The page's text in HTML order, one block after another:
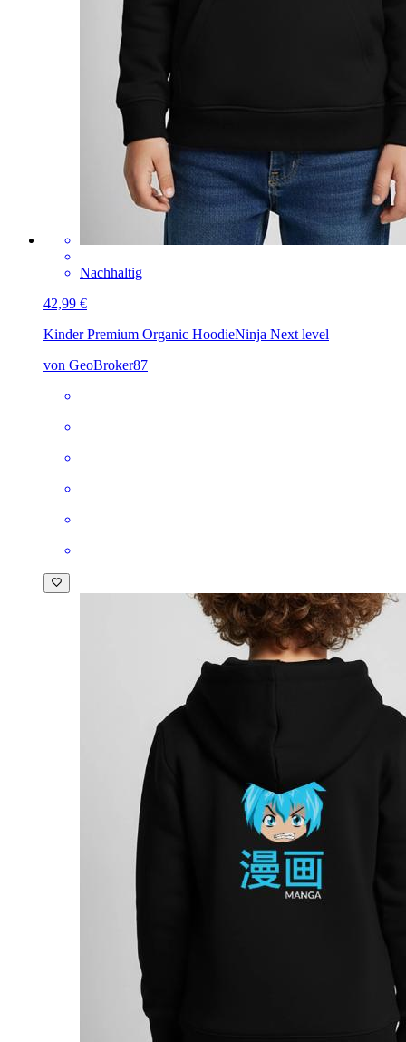
Nachhaltig
42,99 €
Kinder Premium Organic HoodieNinja Next level
von GeoBroker87